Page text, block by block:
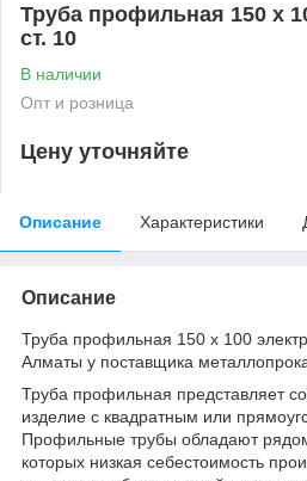
Труба профильная 150 х
ст. 10
В наличии
Опт и розница
Цену уточняйте
Описание Характеристики
Описание
Труба профильная 150 х 100
Алматы у поставщика
Труба профильная представляет
изделие с квадратным или
Профильные трубы обладают
которых низкая себестоимость